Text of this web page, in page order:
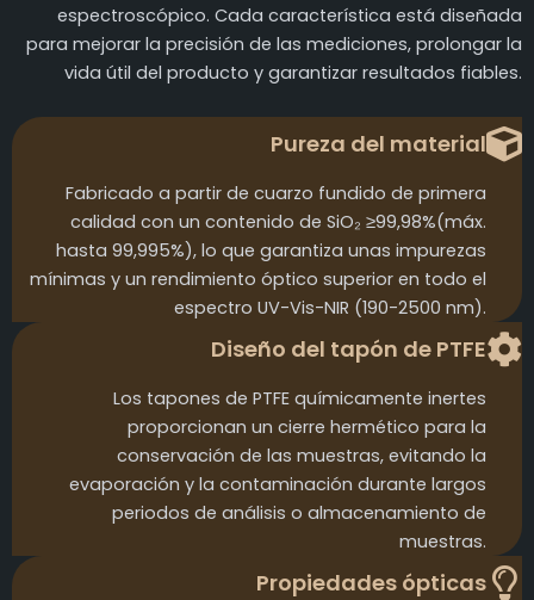
espectroscópico. Cada característica está diseñada
para mejorar la precisión de las mediciones, prolongar la
vida útil del producto y garantizar resultados fiables.
Pureza del material
Fabricado a partir de cuarzo fundido de primera
calidad con un contenido de SiO₂ ≥99,98%(máx.
hasta 99,995%), lo que garantiza unas impurezas
mínimas y un rendimiento óptico superior en todo el
espectro UV-Vis-NIR (190-2500 nm).
Diseño del tapón de PTFE
Los tapones de PTFE químicamente inertes
proporcionan un cierre hermético para la
conservación de las muestras, evitando la
evaporación y la contaminación durante largos
periodos de análisis o almacenamiento de
muestras.
Propiedades ópticas